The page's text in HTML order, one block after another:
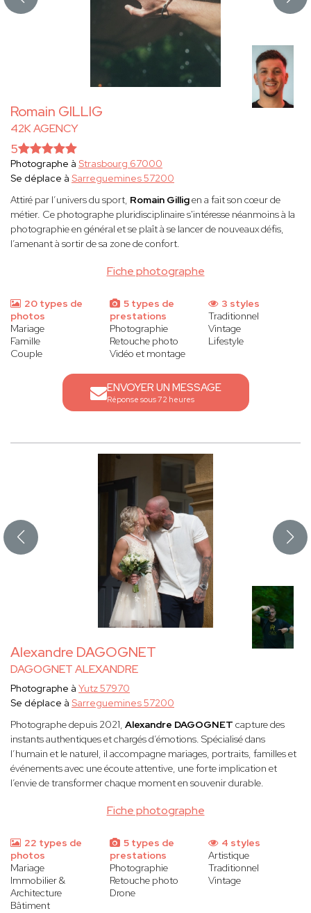
Romain GILLIG
42K AGENCY
Fiche photographe
5
Photographe à Strasbourg 67000
Se déplace à Sarreguemines 57200
Attiré par l’univers du sport, Romain Gilligen a fait son cœur de
métier. Ce photographe pluridisciplinaire s'intéresse néanmoins à la
photographie en général et se plaît à se lancer de nouveaux défis,
l’amenant à sortir de sa zone de confort.
20 types de
photos
Mariage
Famille
Couple
5 types de
prestations
Photographie
Retouche photo
Vidéo et montage
3 styles
Traditionnel
Vintage
Lifestyle
ENVOYER UN MESSAGE
Réponse sous 72 heures
Alexandre DAGOGNET
DAGOGNET ALEXANDRE
Fiche photographe
Photographe à Yutz 57970
Se déplace à Sarreguemines 57200
Photographe depuis 2021, Alexandre DAGOGNET capture des
instants authentiques et chargés d’émotions. Spécialisé dans
l’humain et le naturel, il accompagne mariages, portraits, familles et
événements avec une écoute attentive, une forte implication et
l’envie de transformer chaque moment en souvenir durable.
22 types de
photos
Mariage
Immobilier &
Architecture
Bâtiment
5 types de
prestations
Photographie
Retouche photo
Drone
4 styles
Artistique
Traditionnel
Vintage